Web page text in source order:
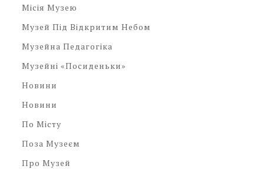
Місія Музею
Музей Під Відкритим Небом
Музейна Педагогіка
Музейні «посиденьки»
Новини
Новини
По Місту
Поза Музеєм
Про Музей